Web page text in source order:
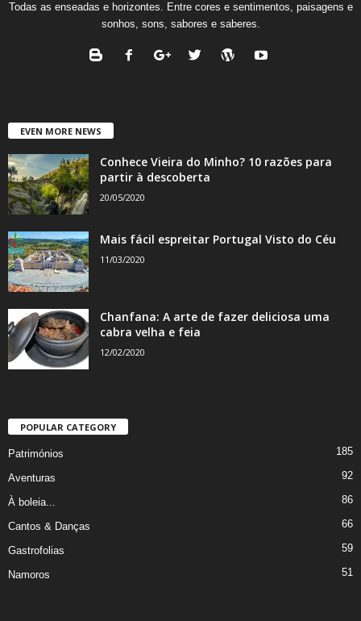
Todas as enseadas e horizontes. Entre cores e sentimentos, paisagens e
sonhos, sons, sabores e saberes.
EVEN MORE NEWS
Conhece Vieira do Minho? 10 razões para
partir à descoberta
20/05/2020
Mais fácil espreitar Portugal Visto do Céu
11/03/2020
Chanfana: A arte de fazer deliciosa uma
cabra velha e feia
12/02/2020
POPULAR CATEGORY
Patrimónios 185
Aventuras 92
À boleia... 86
Cantos & Danças 66
Gastrofolias 59
Namoros 51